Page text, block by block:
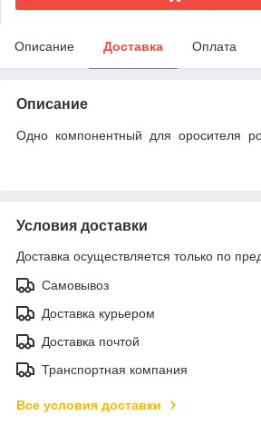
Описание Доставка Оплата
Описание
Одно компонентный для оросителя
Условия доставки
Доставка осуществляется только по
Самовывоз
Доставка курьером
Доставка почтой
Транспортная компания
Все условия доставки